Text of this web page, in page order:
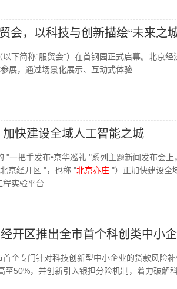
会，以科技与创新描绘“未来之
下简称“服贸会”）在首钢园正式启幕。北京经
展，通过场景化展示、互动式体验
快建设全域人工智能之城
"一把手发布•京华巡礼 "系列主题新闻发布会上
京经开区 "，也称 "北京亦庄 "）正加快建设全
程实验平台
开区推出全市首个科创类中小
个专门针对科技创新型中小企业的贷款风险补
50%，并创新引入银担分险机制，着力破解